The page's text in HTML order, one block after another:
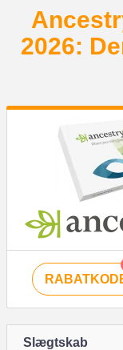
2026:
Slægtskab